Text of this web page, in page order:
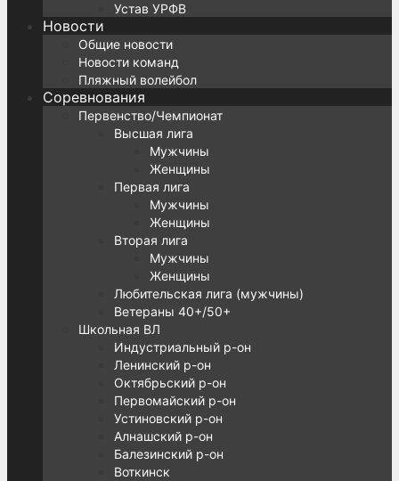
Устав УРФВ
Новости
Общие новости
Новости команд
Пляжный волейбол
Соревнования
Первенство/Чемпионат
Высшая лига
Мужчины
Женщины
Первая лига
Мужчины
Женщины
Вторая лига
Мужчины
Женщины
Любительская лига (мужчины)
Ветераны 40+/50+
Школьная ВЛ
Индустриальный р-он
Ленинский р-он
Октябрьский р-он
Первомайский р-он
Устиновский р-он
Алнашский р-он
Балезинский р-он
Воткинск